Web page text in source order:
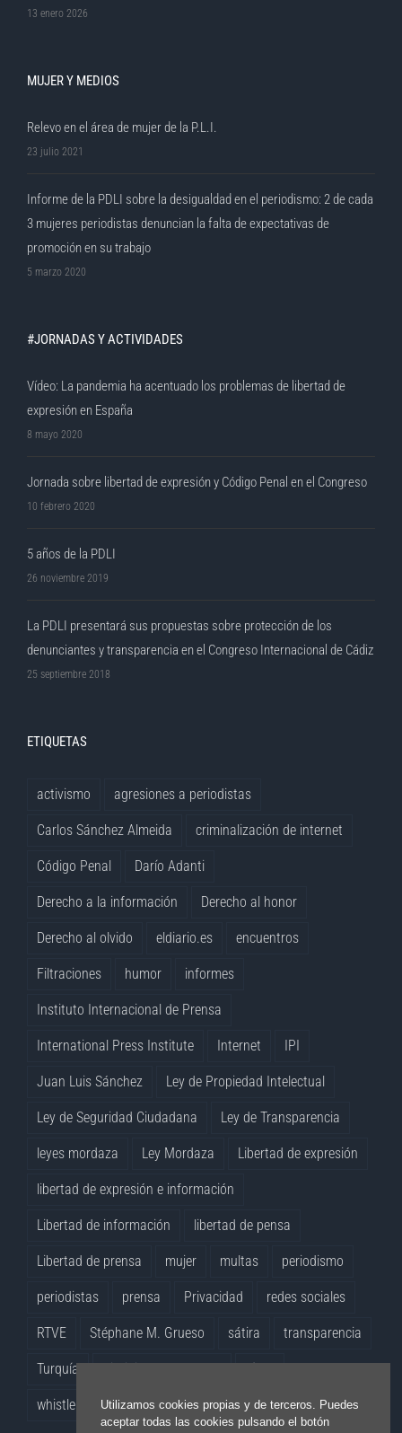
Utilizamos cookies propias y de terceros. Puedes
aceptar todas las cookies pulsando el botón
13 enero 2026
MUJER Y MEDIOS
Relevo en el área de mujer de la P.L.I.
23 julio 2021
Informe de la PDLI sobre la desigualdad en el periodismo: 2 de cada
3 mujeres periodistas denuncian la falta de expectativas de
promoción en su trabajo
5 marzo 2020
#JORNADAS Y ACTIVIDADES
Vídeo: La pandemia ha acentuado los problemas de libertad de
expresión en España
8 mayo 2020
Jornada sobre libertad de expresión y Código Penal en el Congreso
10 febrero 2020
5 años de la PDLI
26 noviembre 2019
La PDLI presentará sus propuestas sobre protección de los
denunciantes y transparencia en el Congreso Internacional de Cádiz
25 septiembre 2018
ETIQUETAS
activismo agresiones a periodistas
Carlos Sánchez Almeida criminalización de internet
Código Penal Darío Adanti
Derecho a la información Derecho al honor
Derecho al olvido eldiario.es encuentros
Filtraciones humor informes
Instituto Internacional de Prensa
International Press Institute Internet IPI
Juan Luis Sánchez Ley de Propiedad Intelectual
Ley de Seguridad Ciudadana Ley de Transparencia
leyes mordaza Ley Mordaza Libertad de expresión
libertad de expresión e información
Libertad de información libertad de pensa
Libertad de prensa mujer multas periodismo
periodistas prensa Privacidad redes sociales
RTVE Stéphane M. Grueso sátira transparencia
Turquía
whistleblowers Yolanda Quintana